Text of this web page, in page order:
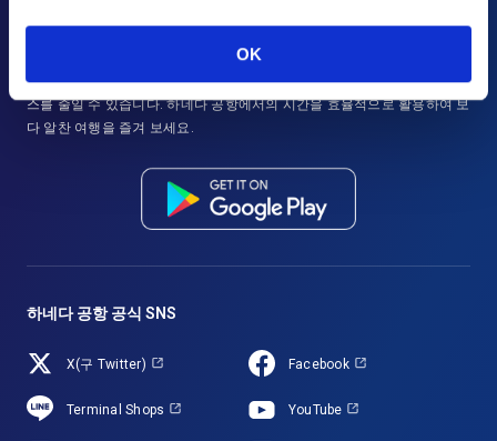
OK
더 쾌적한 하네다 공항 여행을 만들어주는 ‘HANEDA Navigator’. 항공편과
시설 정보 검색 및 북마크, 즉각적인 내비게이션 기능으로 여행 중 스트레
스를 줄일 수 있습니다. 하네다 공항에서의 시간을 효율적으로 활용하여 보
다 알찬 여행을 즐겨 보세요.
하네다 공항 공식 SNS
X(구 Twitter) Facebook
Terminal Shops YouTube